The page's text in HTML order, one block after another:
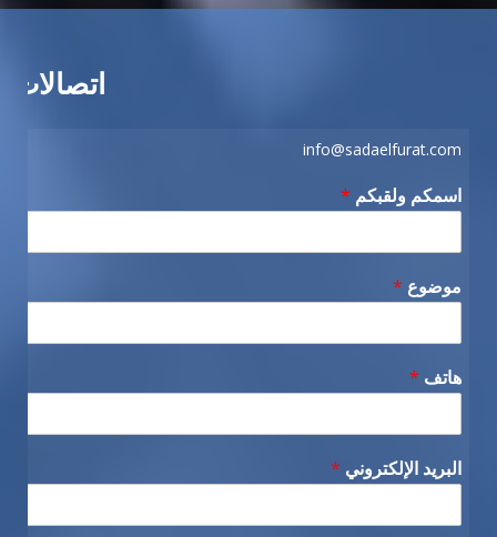
اتصالات
info@sadaelfurat.com
اسمكم ولقبكم *
موضوع *
هاتف *
البريد الإلكتروني *